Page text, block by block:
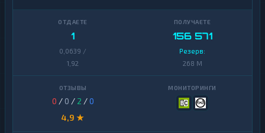
1
0,0639 /
1,92
156 571
Резерв:
268 M
0 / 0 / 2 /0
4,9 ★